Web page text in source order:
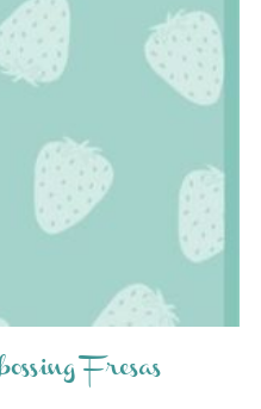
Fresas